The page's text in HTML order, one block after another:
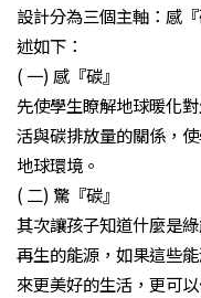
設計分為三個主軸：感
述如下：
( 一) 感『碳』
先使學生瞭解地球暖化
活與碳排放量的關係，
地球環境。
( 二) 驚『碳』
其次讓孩子知道什麼是
再生的能源，如果這些
來更美好的生活，更可